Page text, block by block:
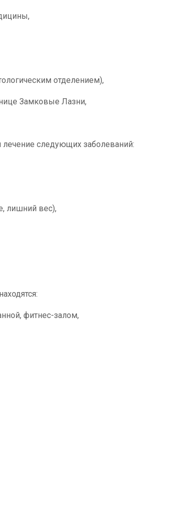
отделением),
Замковые Лазни,
следующих заболеваний:
лишний вес),
фитнес-залом,